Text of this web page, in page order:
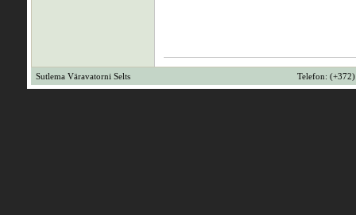
Sutlema Väravatorni Selts Telefon: